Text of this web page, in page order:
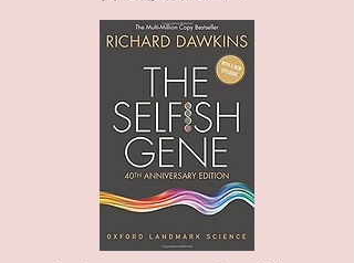
母本能地记录、复制并传播文
化，承载着人类精神的延续。因
此，字母更深层的意义在于：它
们本身就是文化的模因。
在字母的原型之中，蕴藏着集体
无意识的底层逻辑，其中包含的
智慧与真理，往往超出我们日常
意识所能觉察的范围。